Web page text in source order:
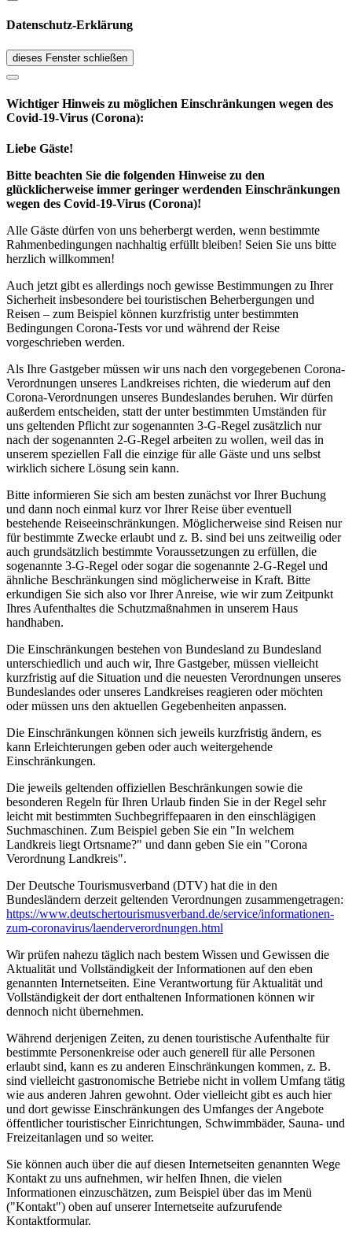
Datenschutz-Erklärung
dieses Fenster schließen
Wichtiger Hinweis zu möglichen Ein­schränk­ungen wegen des
Covid-19-Virus (Corona):
Liebe Gäste!
Bitte beachten Sie die folgenden Hinweise zu den
glücklicherweise immer geringer werdenden Einschränkungen
wegen des Covid-19-Virus (Corona)!
Alle Gäste dürfen von uns beherbergt werden, wenn bestimmte
Rahmenbedingungen nachhaltig erfüllt bleiben! Seien Sie uns bitte
herzlich willkommen!
Auch jetzt gibt es allerdings noch gewisse Bestimmungen zu Ihrer
Sicherheit insbesondere bei touristischen Beherbergungen und
Reisen – zum Beispiel können kurzfristig unter bestimmten
Bedingungen Corona-Tests vor und während der Reise
vorgeschrieben werden.
Als Ihre Gastgeber müssen wir uns nach den vorgegebenen Corona-
Verordnungen unseres Landkreises richten, die wiederum auf den
Corona-Verordnungen unseres Bundeslandes beruhen. Wir dürfen
außerdem entscheiden, statt der unter bestimmten Umständen für
uns geltenden Pflicht zur sogenannten 3-G-Regel zusätzlich nur
nach der sogenannten 2-G-Regel arbeiten zu wollen, weil das in
unserem speziellen Fall die einzige für alle Gäste und uns selbst
wirklich sichere Lösung sein kann.
Bitte informieren Sie sich am besten zunächst vor Ihrer Buchung
und dann noch einmal kurz vor Ihrer Reise über eventuell
bestehende Reiseeinschränkungen. Möglicherweise sind Reisen nur
für bestimmte Zwecke erlaubt und z. B. sind bei uns zeitweilig oder
auch grundsätzlich bestimmte Voraussetzungen zu erfüllen, die
sogenannte 3-G-Regel oder sogar die sogenannte 2-G-Regel und
ähnliche Beschränkungen sind möglicherweise in Kraft. Bitte
erkundigen Sie sich also vor Ihrer Anreise, wie wir zum Zeitpunkt
Ihres Aufenthaltes die Schutzmaßnahmen in unserem Haus
handhaben.
Die Einschränkungen bestehen von Bundesland zu Bundesland
unterschiedlich und auch wir, Ihre Gastgeber, müssen vielleicht
kurzfristig auf die Situation und die neuesten Verordnungen unseres
Bundeslandes oder unseres Landkreises reagieren oder möchten
oder müssen uns den aktuellen Gegebenheiten anpassen.
Die Einschränkungen können sich jeweils kurzfristig ändern, es
kann Erleichterungen geben oder auch weitergehende
Einschränkungen.
Die jeweils geltenden offiziellen Beschränkungen sowie die
besonderen Regeln für Ihren Urlaub finden Sie in der Regel sehr
leicht mit bestimmten Suchbegriffepaaren in den einschlägigen
Suchmaschinen. Zum Beispiel geben Sie ein "In welchem
Landkreis liegt Ortsname?" und dann geben Sie ein "Corona
Verordnung Landkreis".
Der Deutsche Tourismusverband (DTV) hat die in den
Bundesländern derzeit geltenden Verordnungen zusammengetragen:
https://www.deutscher­tourismusverband.de/­service/­informationen-
zum-coronavirus/­laenderverordnungen.html
Wir prüfen nahezu täglich nach bestem Wissen und Gewissen die
Aktualität und Vollständigkeit der Informationen auf den eben
genannten Internetseiten. Eine Verantwortung für Aktualität und
Vollständigkeit der dort enthaltenen Informationen können wir
dennoch nicht übernehmen.
Während derjenigen Zeiten, zu denen touristische Aufenthalte für
bestimmte Personenkreise oder auch generell für alle Personen
erlaubt sind, kann es zu anderen Einschränkungen kommen, z. B.
sind vielleicht gastronomische Betriebe nicht in vollem Umfang tätig
wie aus anderen Jahren gewohnt. Oder vielleicht gibt es auch hier
und dort gewisse Einschränkungen des Umfanges der Angebote
öffentlicher touristischer Einrichtungen, Schwimmbäder, Sauna- und
Freizeitanlagen und so weiter.
Sie können auch über die auf diesen Internetseiten genannten Wege
Kontakt zu uns aufnehmen, wir helfen Ihnen, die vielen
Informationen einzuschätzen, zum Beispiel über das im Menü
("Kontakt") oben auf unserer Internetseite aufzurufende
Kontaktformular.